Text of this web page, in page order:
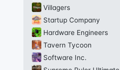
Villagers
Startup Company
Hardware Engineers
Tavern Tycoon
Software Inc.